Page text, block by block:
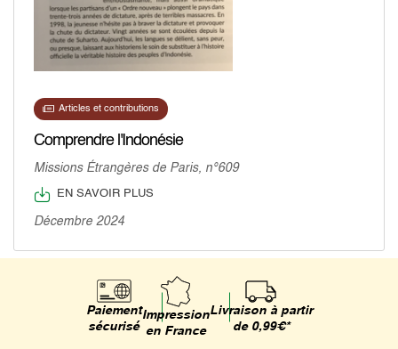
Articles et contributions
Comprendre l'Indonésie
Missions Étrangères de Paris, n°609
EN SAVOIR PLUS
Décembre 2024
Paiement
sécurisé
Impression
en France
Livraison à partir
de 0,99€*